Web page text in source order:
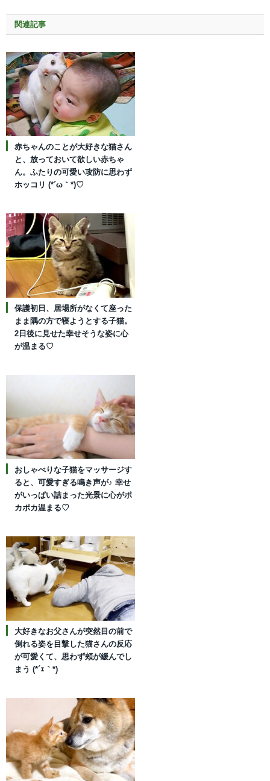
関連記事
赤ちゃんのことが大好きな猫さん
と、放っておいて欲しい赤ちゃ
ん。ふたりの可愛い攻防に思わず
ホッコリ (*´ω｀*)♡
保護初日、居場所がなくて座った
まま隅の方で寝ようとする子猫。
2日後に見せた幸せそうな姿に心
が温まる♡
おしゃべりな子猫をマッサージす
ると、可愛すぎる鳴き声が♪ 幸せ
がいっぱい詰まった光景に心がポ
カポカ温まる♡
大好きなお父さんが突然目の前で
倒れる姿を目撃した猫さんの反応
が可愛くて、思わず頰が緩んでし
まう (*´ｪ｀*)